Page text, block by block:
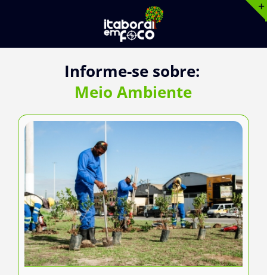
o
Informe-se sobre:
Meio Ambiente